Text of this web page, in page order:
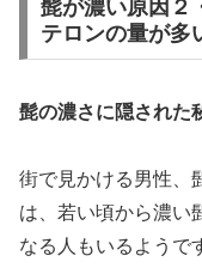
髭が濃い原因２
テロンの量が多
髭の濃さに隠された
街で見かける男性、
は、若い頃から濃い
なる人もいるようで